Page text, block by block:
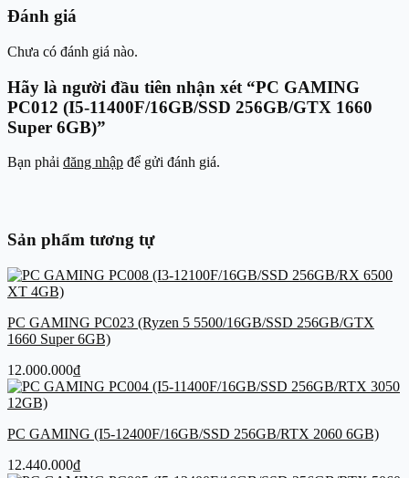
Đánh giá
Chưa có đánh giá nào.
Hãy là người đầu tiên nhận xét “PC GAMING
PC012 (I5-11400F/16GB/SSD 256GB/GTX 1660
Super 6GB)”
Bạn phải đăng nhập để gửi đánh giá.
Sản phẩm tương tự
PC GAMING PC023 (Ryzen 5 5500/16GB/SSD 256GB/GTX
1660 Super 6GB)
12.000.000₫
PC GAMING (I5-12400F/16GB/SSD 256GB/RTX 2060 6GB)
12.440.000₫